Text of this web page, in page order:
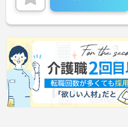
ッシュ休暇を利用して連休の
た、子育てサポート企業とし
取得しており、こども休暇や
ご家庭との両立を後押しする
入社後1年間は専用のチュー
ローするため、新しい環境へ
す。最大105万円の賞与支給
等の独自の福利厚生制度も備
の方がご自身の個性を大切に
って働き続けられるおすすめ